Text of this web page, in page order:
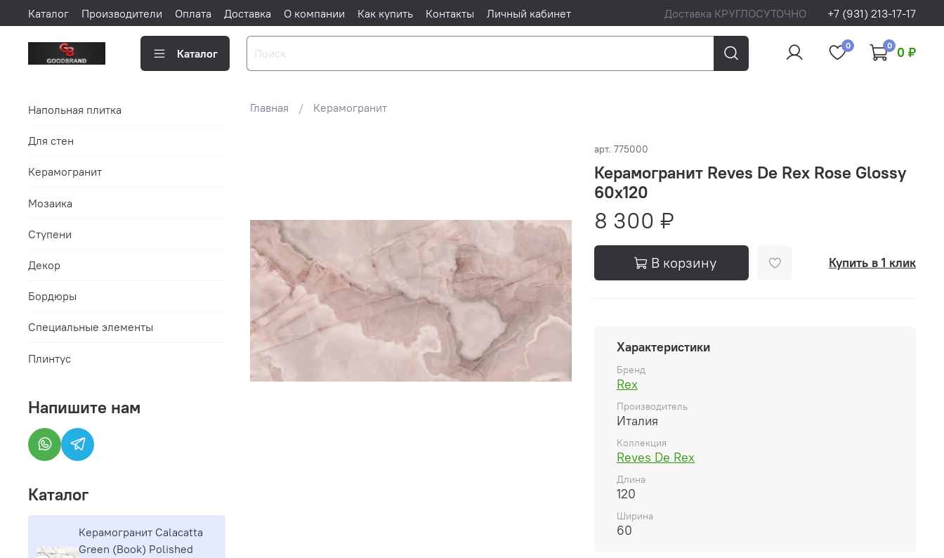
Каталог Производители Оплата Доставка О компании Как купить Контакты Личный кабинет Доставка КРУГЛОСУТОЧНО +7 (931) 213-17-17
Каталог
0 0 0 ₽
Главная Керамогранит
арт. 775000
Керамогранит Reves De Rex Rose Glossy
60x120
8 300 ₽
В корзину Купить в 1 клик
Характеристики
Бренд
Rex
Производитель
Италия
Коллекция
Reves De Rex
Длина
120
Ширина
60
Напольная плитка
Для стен
Керамогранит
Мозаика
Ступени
Декор
Бордюры
Специальные элементы
Плинтус
Напишите нам
Каталог
Керамогранит Calacatta
Green (Book) Polished